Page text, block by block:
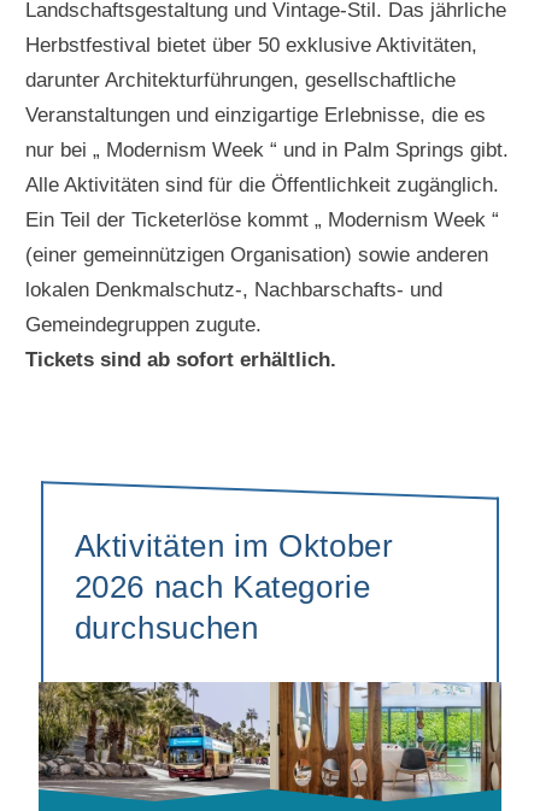
Landschaftsgestaltung und Vintage-Stil. Das jährliche
Herbstfestival bietet über 50 exklusive Aktivitäten,
darunter Architekturführungen, gesellschaftliche
Veranstaltungen und einzigartige Erlebnisse, die es
nur bei „ Modernism Week “ und in Palm Springs gibt.
Alle Aktivitäten sind für die Öffentlichkeit zugänglich.
Ein Teil der Ticketerlöse kommt „ Modernism Week “
(einer gemeinnützigen Organisation) sowie anderen
lokalen Denkmalschutz-, Nachbarschafts- und
Gemeindegruppen zugute.
Tickets sind ab sofort erhältlich.
Aktivitäten im Oktober
2026 nach Kategorie
durchsuchen